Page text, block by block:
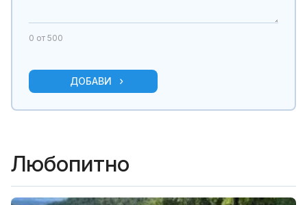
0 от 500
ДОБАВИ
Любопитно